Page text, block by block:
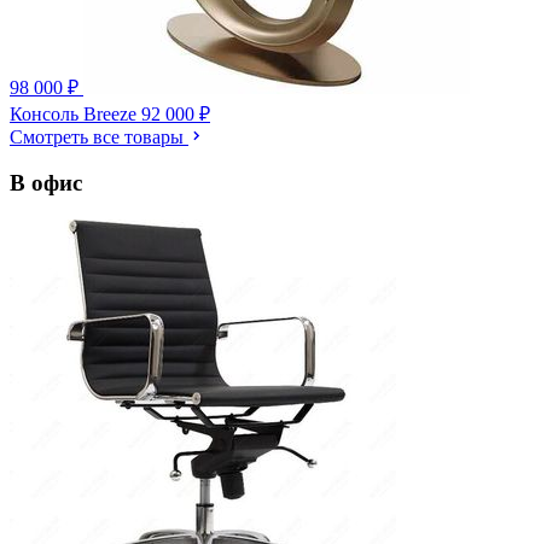
98 000 ₽
Консоль Breeze 92 000 ₽
Смотреть все товары
В офис